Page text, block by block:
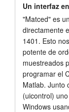
Distribuidores
Un interfaz
"Matced" es
directamente
1401. Esto
potente de
muestreados
programar el
Matlab. Junto
(uicontrol)
Windows